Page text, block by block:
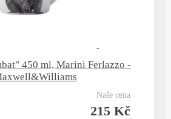
450 ml, Marini Ferlazzo -
naše cena
215 Kč